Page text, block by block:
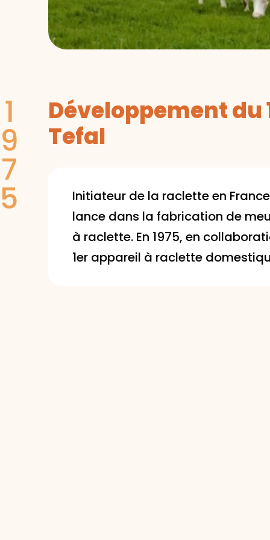
1
9
7
5
Développement
Tefal
Initiateur de la raclette en
lance dans la fabrication de
à raclette. En 1975, en
1er appareil à raclette